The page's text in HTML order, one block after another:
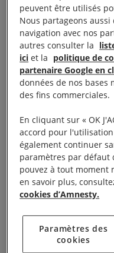
L’opposant
Dakar la capitale et
public et
autorisée alors qu’il
répondre à une
dans le cadre d’une
les soutiens de
ont été notés dans
occasionnant de
scènes de pillages,
« Ousmane Sonko
suite d’une
lorsqu’il a été
peuvent être utilisés
Nous partageons
navigation avec nos
autres consulter la
ici et la politique de
partenaire Google en
données de nos bases
des fins commerciales.
En cliquant sur « OK
accord pour l'utilisation
également continuer
paramètres par défaut
pouvez à tout moment
en savoir plus,
cookies d’Amnesty.
Paramètres des
cookies